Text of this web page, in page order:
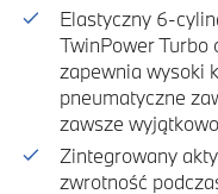
Elastyczny 6-
TwinPower Turbo
zapewnia wysoki
pneumatyczne
zawsze
Zintegrowany
zwrotność